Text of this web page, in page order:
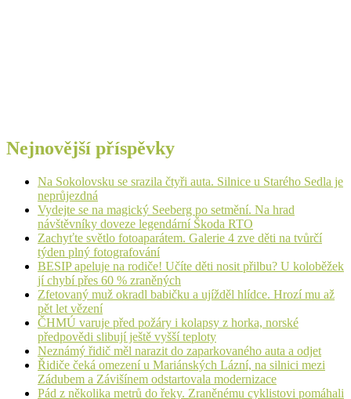
Nejnovější příspěvky
Na Sokolovsku se srazila čtyři auta. Silnice u Starého Sedla je
neprůjezdná
Vydejte se na magický Seeberg po setmění. Na hrad
návštěvníky doveze legendární Škoda RTO
Zachyťte světlo fotoaparátem. Galerie 4 zve děti na tvůrčí
týden plný fotografování
BESIP apeluje na rodiče! Učíte děti nosit přilbu? U koloběžek
jí chybí přes 60 % zraněných
Zfetovaný muž okradl babičku a ujížděl hlídce. Hrozí mu až
pět let vězení
ČHMÚ varuje před požáry i kolapsy z horka, norské
předpovědi slibují ještě vyšší teploty
Neznámý řidič měl narazit do zaparkovaného auta a odjet
Řidiče čeká omezení u Mariánských Lázní, na silnici mezi
Zádubem a Závišínem odstartovala modernizace
Pád z několika metrů do řeky. Zraněnému cyklistovi pomáhali